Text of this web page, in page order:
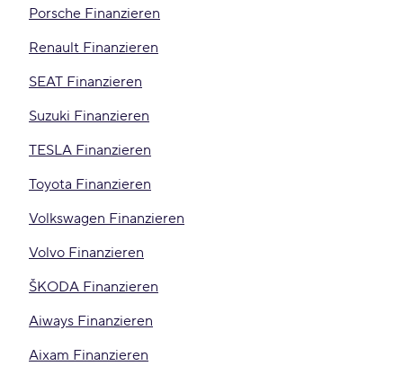
Porsche Finanzieren
Renault Finanzieren
SEAT Finanzieren
Suzuki Finanzieren
TESLA Finanzieren
Toyota Finanzieren
Volkswagen Finanzieren
Volvo Finanzieren
ŠKODA Finanzieren
Aiways Finanzieren
Aixam Finanzieren